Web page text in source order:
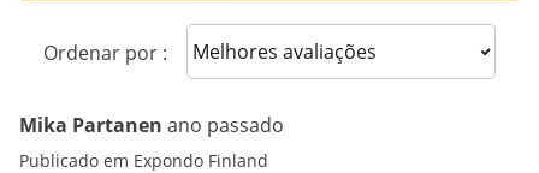
Ordenar por : Sort reviews
Mika Partanen ano passado
Publicado em Expondo Finland